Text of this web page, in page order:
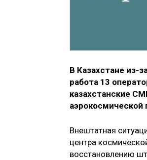
В Казахстане из-
работа 13
казахстанские
Внештатная
центра
восстановлению